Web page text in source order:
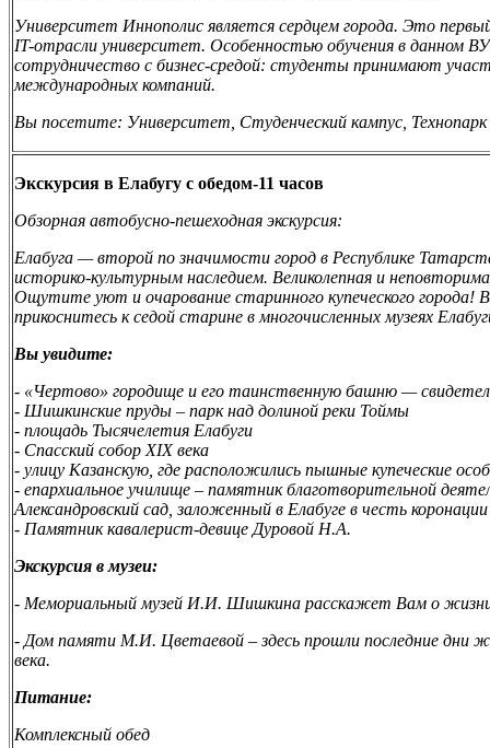
Университет Иннополис является сердцем города. Это
IT-отрасли университет. Особенностью обучения в данном
сотрудничество с бизнес-средой: студенты принимают
международных компаний.
Вы посетите: Университет, Студенческий кампус, Технопарк
Экскурсия в Елабугу с обедом-11 часов
Обзорная автобусно-пешеходная экскурсия:
Елабуга — второй по значимости город в Республике
историко-культурным наследием. Великолепная и
Ощутите уют и очарование старинного купеческого города!
прикоснитесь к седой старине в многочисленных музеях
Вы увидите:
- «Чертово» городище и его таинственную башню —
- Шишкинские пруды – парк над долиной реки Тоймы
- площадь Тысячелетия Елабуги
- Спасский собор XIX века
- улицу Казанскую, где расположились пышные купеческие
- епархиальное училище – памятник благотворительной
Александровский сад, заложенный в Елабуге в честь
- Памятник кавалерист-девице Дуровой Н.А.
Экскурсия в музеи:
- Мемориальный музей И.И. Шишкина расскажет Вам о жизни
- Дом памяти М.И. Цветаевой – здесь прошли последние дни
века.
Питание:
Комплексный обед